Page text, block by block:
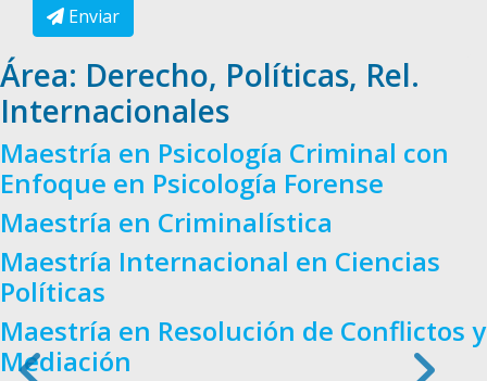
Enviar
Área: Derecho, Políticas, Rel.
Internacionales
Maestría en Psicología Criminal con
Enfoque en Psicología Forense
Maestría en Criminalística
Maestría Internacional en Ciencias
Políticas
Maestría en Resolución de Conflictos y
Mediación